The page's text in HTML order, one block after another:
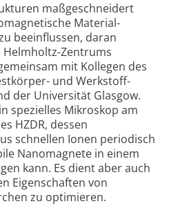
maßgeschneidert
Material­
beeinflussen, daran
Helmholtz-Zentrums
mit Kollegen des
und Werkstoff­
der Universität Glasgow.
spezielles Mikroskop am
HZDR, dessen
schnellen Ionen periodisch
Nanomagnete in einem
kann. Es dient aber auch
Eigen­schaften von
zu optimieren.